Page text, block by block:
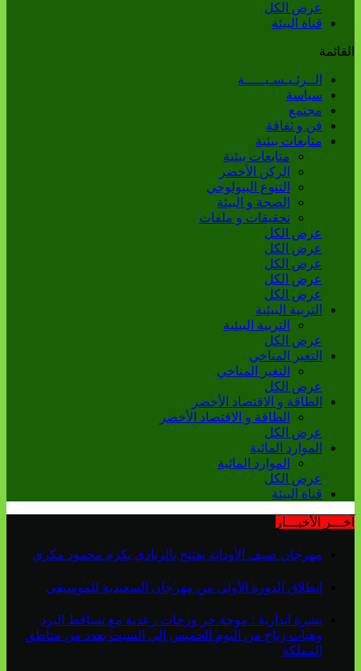
عرض الكل
قناة البيئة
القائمة
الــرئـيـسـيـــــة
سياسة
مجتمع
فن و ثقافة
متابعات بيئية
متابعات بيئية
الركن الأخضر
التنوع البيولوجي
الصحة و البيئة
تحقيقات و ملفات
عرض الكل
عرض الكل
عرض الكل
عرض الكل
عرض الكل
التربية البيئية
التربية البيئية
عرض الكل
التغير المناخي
التغير المناخي
عرض الكل
الطاقة و الاقتصاد الأخضر
الطاقة و الاقتصاد الأخضر
عرض الكل
الموارد المائية
الموارد المائية
عرض الكل
قناة البيئة
آخـــر الأخبـــار
مهرجان صيف الأوداية يفتتح بالزبادي يكرم محمود مكري
انطلاق الدورة الأولى من مهرجان السعيدية للموسيقى
نشرة انذارية : موجة حر وزخات رعدية مع تساقط البرد
وهبات رياح من اليوم الخميس إلى السبت بعدد من مناطق
المملكة